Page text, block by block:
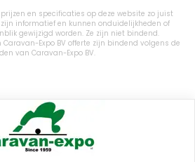
en specificaties op deze website zo juist
zijn informatief en kunnen onduidelijkheden of
gewijzigd worden. Ze zijn niet bindend.
Expo BV offerte zijn bindend volgens de
van Caravan-Expo BV.